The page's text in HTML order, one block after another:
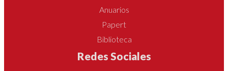
Anuarios
Papert
Biblioteca
Redes Sociales